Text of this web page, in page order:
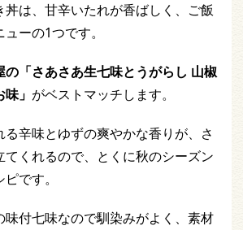
丼は、甘辛いたれが香ばしく、ご飯
ーの1つです。
の「さあさあ生七味とうがらし 山椒
」 がベストマッチします。
る辛味とゆずの爽やかな香りが、さ
てくれるので、とくに秋のシーズン
です。
味付七味なので馴染みがよく、素材